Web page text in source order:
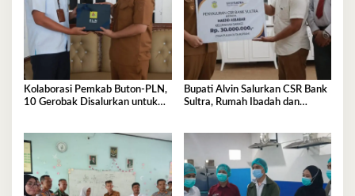
Kolaborasi Pemkab Buton-PLN,
10 Gerobak Disalurkan untuk
Bupati Alvin Salurkan CSR Bank
Sultra, Rumah Ibadah dan